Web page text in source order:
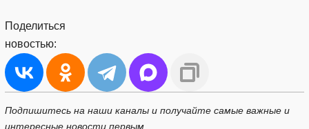
Поделиться
новостью:
Подпишитесь на наши каналы и получайте самые важные и
интересные новости первым